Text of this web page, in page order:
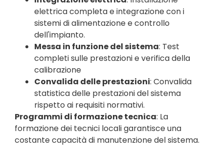
elettrica completa e integrazione con i
sistemi di alimentazione e controllo
dell'impianto.
Messa in funzione del sistema: Test
completi sulle prestazioni e verifica della
calibrazione
Convalida delle prestazioni: Convalida
statistica delle prestazioni del sistema
rispetto ai requisiti normativi.
Programmi di formazione tecnica: La
formazione dei tecnici locali garantisce una
costante capacità di manutenzione del sistema.